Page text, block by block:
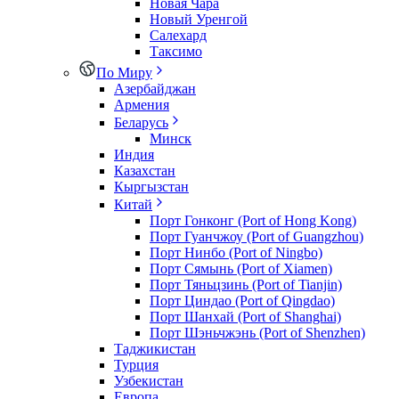
Новая Чара
Новый Уренгой
Салехард
Таксимо
По Миру
Азербайджан
Армения
Беларусь
Минск
Индия
Казахстан
Кыргызстан
Китай
Порт Гонконг (Port of Hong Kong)
Порт Гуанчжоу (Port of Guangzhou)
Порт Нинбо (Port of Ningbo)
Порт Сямынь (Port of Xiamen)
Порт Тяньцзинь (Port of Tianjin)
Порт Циндао (Port of Qingdao)
Порт Шанхай (Port of Shanghai)
Порт Шэньчжэнь (Port of Shenzhen)
Таджикистан
Турция
Узбекистан